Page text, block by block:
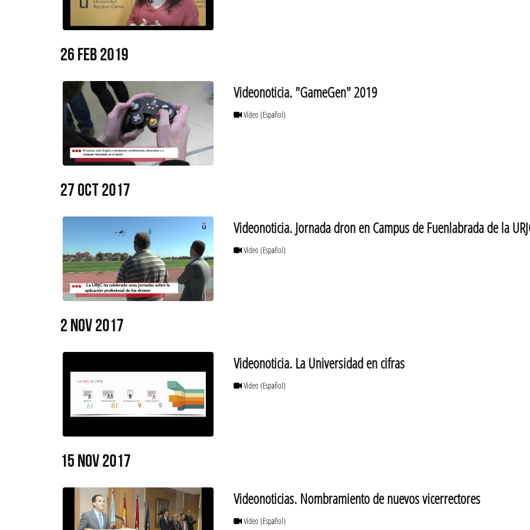
26 FEB 2019
Videonoticia. "GameGen" 2019
Vídeo(Español)
27 OCT 2017
Videonoticia. Jornada dron en Campus de Fuenlabrada de la
Vídeo(Español)
2 NOV 2017
Videonoticia. La Universidad en cifras
Vídeo(Español)
15 NOV 2017
Videonoticias. Nombramiento de nuevos vicerrectores
Vídeo(Español)